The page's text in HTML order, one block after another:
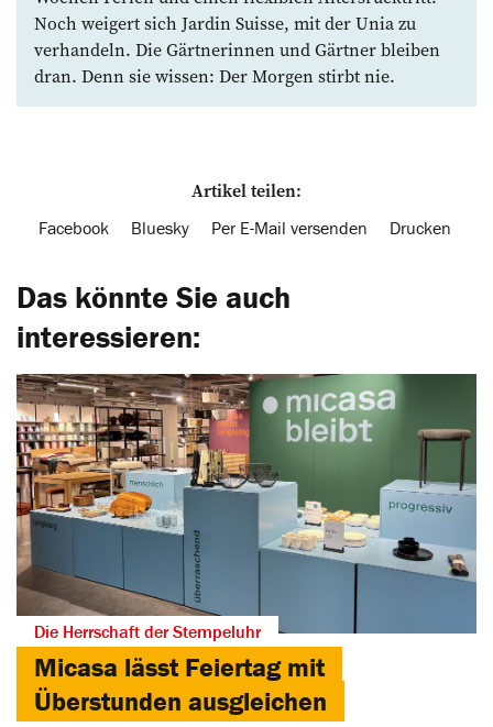
Noch weigert sich Jardin Suisse, mit der Unia zu
verhandeln. Die Gärtnerinnen und Gärtner bleiben
dran. Denn sie ­wissen: Der Morgen stirbt nie.
Artikel teilen:
Facebook Bluesky Per E-Mail versenden Drucken
Das könnte Sie auch
interessieren:
Die Herrschaft der Stempeluhr
Micasa lässt Feiertag mit
Überstunden ausgleichen